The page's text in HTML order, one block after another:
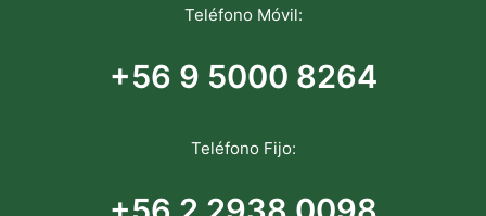
Teléfono Móvil:
+56 9 5000 8264
Teléfono Fijo: